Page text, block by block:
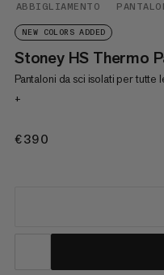
ABBIGLIAMENTO
NEW COLORS ADDED
Stoney HS Thermo
Pantaloni da sci isolati per tutte
+
€390